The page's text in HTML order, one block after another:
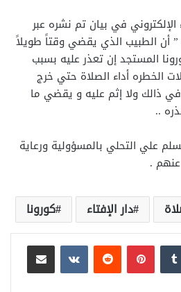
الإلكتروني في بيان تم نشره عبر
أن الطبيب الذي يقضي وقتاً طويلاً
المستجد إن تعذر عليه بسبب
الخطره أداء الصلاة حتي خرج
ذالك ولا إثم عليه و يقضي ما
..
علي التحلي بالمسؤولية ورعاية
.
دار الإفتاء كورونا
بينتيريست
مشاركة عبر البريد